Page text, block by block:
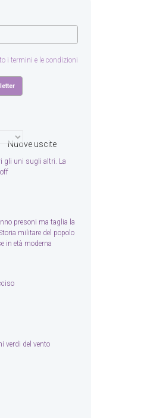
i termini e le condizioni
Nuove uscite
gli uni sugli altri. La
presoni ma taglia la
militare del popolo
in età moderna
verdi del vento